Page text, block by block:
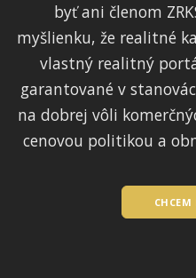
byť ani členom
myšlienku, že realitné
vlastný realitný
garantované v
na dobrej vôli
cenovou politikou a
CHCEM